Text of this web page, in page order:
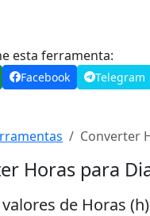
esta ferramenta:
Facebook Telegram
Converter
Horas para
de Horas